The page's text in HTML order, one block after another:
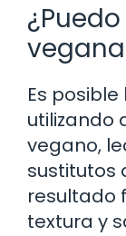
Es
utilizando
vegano,
sustitutos
resultado
textura y